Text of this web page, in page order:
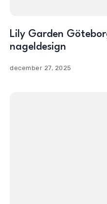
Lily Garden
nageldesign
december 27, 2025